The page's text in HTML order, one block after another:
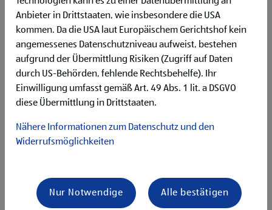
Flexibilität für Früh- und Spätdienste (Montag bis
Samstag)
Begeisterung im Handel zu arbeiten und den
Unternehmenserfolg mitzugestalten
Freude an der Arbeit im Team für ein motiviertes
Miteinander
Bereitschaft zu körperlich anspruchsvollen Tätigkeiten
freundlich im Umgang mit Kund:innen für eine
zuverlässige und organisierte Arbeitsweise zur
gewissenhaften Erledigung der Aufgaben
1.000 € HOFER Reisen- oder Warengutschein und
zusätzlich 1.500 € bei ausgezeichnetem Erfolg
Erfolgsprämien bei positivem Lehrabschluss (guter Erfolg:
Anbieter in Drittstaaten, wie insbesondere die USA
kommen. Da die USA laut Europäischem Gerichtshof kein
angemessenes Datenschutzniveau aufweist, bestehen
aufgrund der Übermittlung Risiken (Zugriff auf Daten
durch US-Behörden, fehlende Rechtsbehelfe). Ihr
Einwilligung umfasst gemäß Art. 49 Abs. 1 lit. a DSGVO
diese Übermittlung in Drittstaaten.
Nähere Informationen zum Datenschutz und den
Widerrufsmöglichkeiten
Nur Notwendige Alle bestätigen